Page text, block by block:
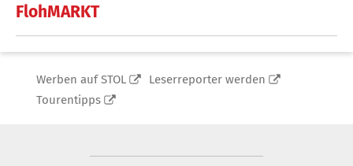
FlohMARKT
Werben auf STOL
Leserreporter werden
Tourentipps